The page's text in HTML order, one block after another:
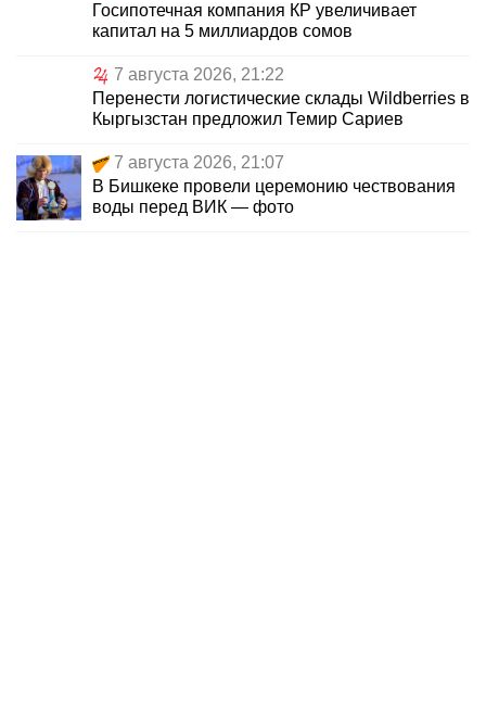
Госипотечная компания КР увеличивает
капитал на 5 миллиардов сомов
7 августа 2026, 21:22
Перенести логистические склады Wildberries в
Кыргызстан предложил Темир Сариев
7 августа 2026, 21:07
В Бишкеке провели церемонию чествования
воды перед ВИК — фото